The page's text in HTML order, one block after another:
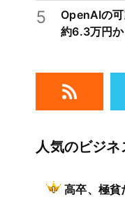
5
OpenAIの
約6.3万円
人気のビジネ
高卒、極貧